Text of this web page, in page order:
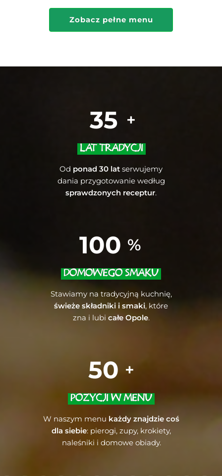
Stawiamy na tradycyjną kuchnię,
świeże składniki i smaki, które
zna i lubi całe Opole.
DOMOWEGO SMAKU
%
100
W naszym menu każdy znajdzie coś
dla siebie: pierogi, zupy, krokiety,
naleśniki i domowe obiady.
POZYCJI W MENU
+
50
Od ponad 30 lat serwujemy
dania przygotowanie według
sprawdzonych receptur.
LAT TRADYCJI
+
35
Zobacz pełne menu